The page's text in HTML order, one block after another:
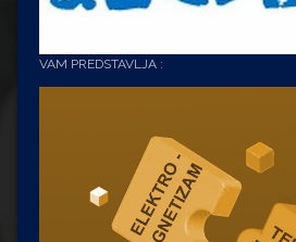
VAM PREDSTAVLJA :